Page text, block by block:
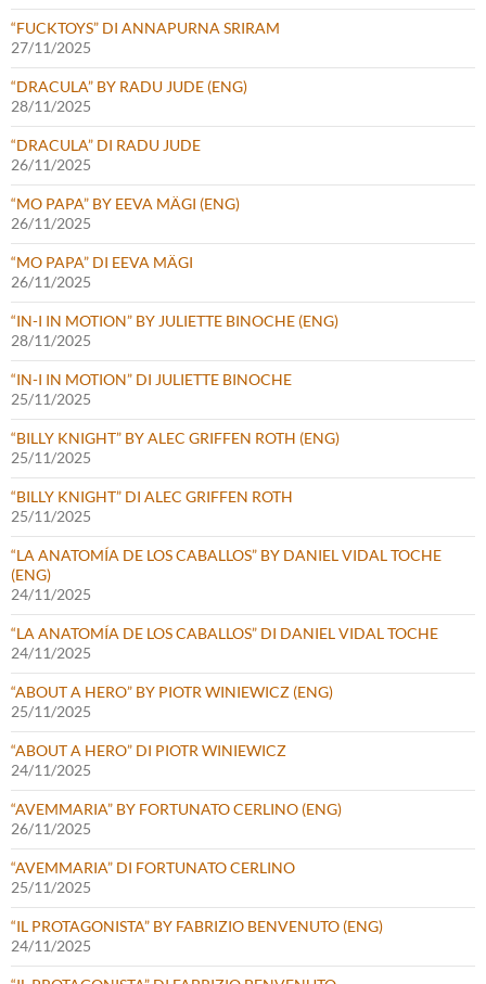
“FUCKTOYS” DI ANNAPURNA SRIRAM
27/11/2025
“DRACULA” BY RADU JUDE (ENG)
28/11/2025
“DRACULA” DI RADU JUDE
26/11/2025
“MO PAPA” BY EEVA MÄGI (ENG)
26/11/2025
“MO PAPA” DI EEVA MÄGI
26/11/2025
“IN-I IN MOTION” BY JULIETTE BINOCHE (ENG)
28/11/2025
“IN-I IN MOTION” DI JULIETTE BINOCHE
25/11/2025
“BILLY KNIGHT” BY ALEC GRIFFEN ROTH (ENG)
25/11/2025
“BILLY KNIGHT” DI ALEC GRIFFEN ROTH
25/11/2025
“LA ANATOMÍA DE LOS CABALLOS” BY DANIEL VIDAL TOCHE
(ENG)
24/11/2025
“LA ANATOMÍA DE LOS CABALLOS” DI DANIEL VIDAL TOCHE
24/11/2025
“ABOUT A HERO” BY PIOTR WINIEWICZ (ENG)
25/11/2025
“ABOUT A HERO” DI PIOTR WINIEWICZ
24/11/2025
“AVEMMARIA” BY FORTUNATO CERLINO (ENG)
26/11/2025
“AVEMMARIA” DI FORTUNATO CERLINO
25/11/2025
“IL PROTAGONISTA” BY FABRIZIO BENVENUTO (ENG)
24/11/2025